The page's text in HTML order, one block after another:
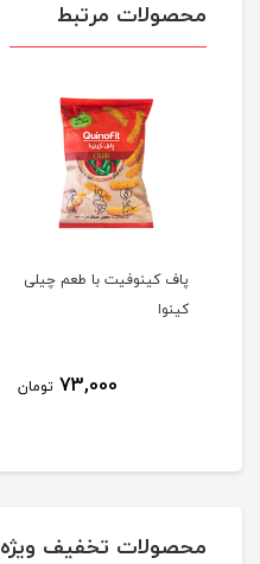
محصولات مرتبط
پاف کینوفیت با طعم چیلی
کینوا
73,000 تومان
محصولات تخفیف ویژه